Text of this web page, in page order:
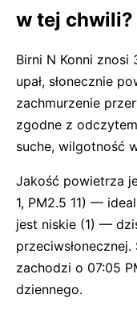
w tej chwili?
Birni N Konni znosi
upał, słonecznie
zachmurzenie
zgodne z
suche, wilgotność
Jakość powietrza
1, PM2.5 11) —
jest niskie (1) —
przeciwsłonecznej.
zachodzi o 07:05
dziennego.